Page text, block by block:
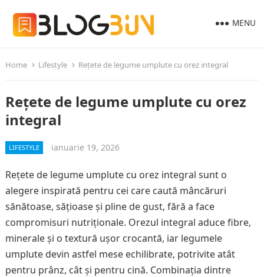
MENU
Home Lifestyle Rețete de legume umplute cu orez integral
Rețete de legume umplute cu orez
integral
LIFESTYLE ianuarie 19, 2026
Rețete de legume umplute cu orez integral sunt o
alegere inspirată pentru cei care caută mâncăruri
sănătoase, sățioase și pline de gust, fără a face
compromisuri nutriționale. Orezul integral aduce fibre,
minerale și o textură ușor crocantă, iar legumele
umplute devin astfel mese echilibrate, potrivite atât
pentru prânz, cât și pentru cină. Combinația dintre